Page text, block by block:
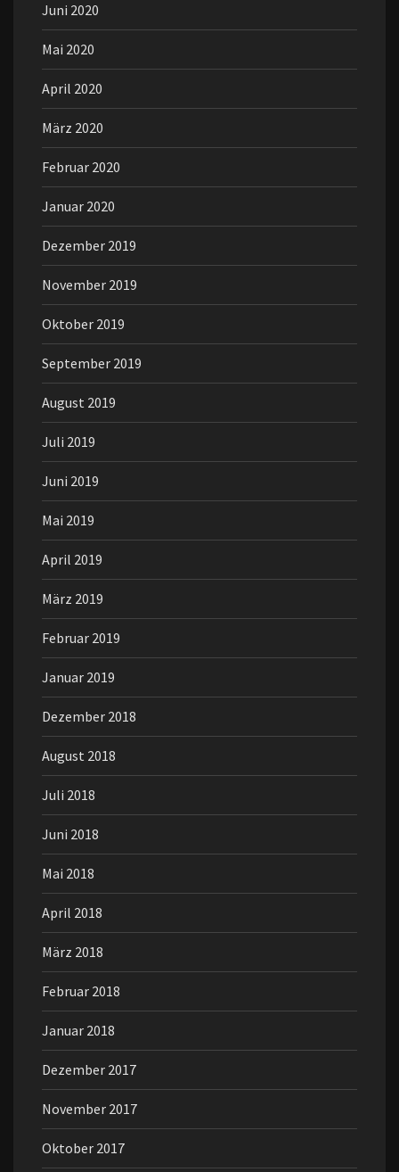
Juni 2020
Mai 2020
April 2020
März 2020
Februar 2020
Januar 2020
Dezember 2019
November 2019
Oktober 2019
September 2019
August 2019
Juli 2019
Juni 2019
Mai 2019
April 2019
März 2019
Februar 2019
Januar 2019
Dezember 2018
August 2018
Juli 2018
Juni 2018
Mai 2018
April 2018
März 2018
Februar 2018
Januar 2018
Dezember 2017
November 2017
Oktober 2017